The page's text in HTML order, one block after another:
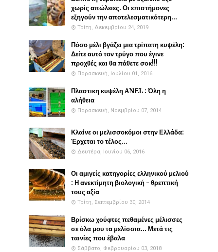
χωρίς απώλειες. Οι επιστήμονες
εξηγούν την αποτελεσματικότερη...
Τρίτη, Δεκεμβρίου 24, 2019
Πόσο μέλι βγάζει μια τρίπατη κυψέλη:
Δείτε αυτό τον τρύγο που έγινε
προχθές και θα πάθετε σοκ!!!
Παρασκευή, Ιουλίου 01, 2016
Πλαστικη κυψέλη ANEL : Όλη η
αλήθεια
Παρασκευή, Νοεμβρίου 07, 2014
Κλαίνε οι μελισσοκόμοι στην Ελλάδα:
Έρχεται το τέλος...
Δευτέρα, Ιουνίου 06, 2016
Οι αμιγείς κατηγορίες ελληνικού μελιού
: Η ανεκτίμητη βιολογική - θρεπτική
τους αξία
Τρίτη, Σεπτεμβρίου 30, 2014
Βρίσκω χούφτες πεθαμένες μέλισσες
σε όλα μου τα μελίσσια... Μετά τις
ταινίες που έβαλα
Σάββατο, Φεβρουαρίου 03, 2018